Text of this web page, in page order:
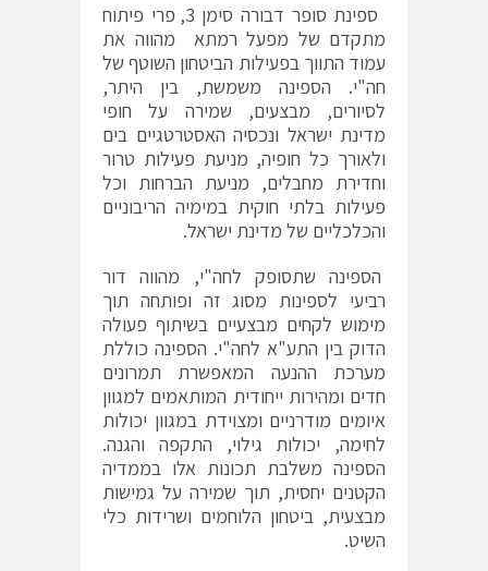
ספינת סופר דבורה סימן 3, פרי פיתוח
מתקדם של מפעל רמתא מהווה את
עמוד התווך בפעילות הביטחון השוטף של
חה"י. הספינה משמשת, בין היתר,
לסיורים, מבצעים, שמירה על חופי
מדינת ישראל ונכסיה האסטרטגיים בים
ולאורך כל חופיה, מניעת פעילות טרור
וחדירת מחבלים, מניעת הברחות וכל
פעילות בלתי חוקית במימיה הריבוניים
והכלכליים של מדינת ישראל.
הספינה שתסופק לחה"י, מהווה דור
רביעי לספינות מסוג זה ופותחה תוך
מימוש לקחים מבצעיים בשיתוף פעולה
הדוק בין התע"א לחה"י. הספינה כוללת
מערכת ההנעה המאפשרת תמרונים
חדים ומהירות ייחודית המותאמים למגוון
איומים מודרניים ומצוידת במגוון יכולות
לחימה, יכולות גילוי, התקפה והגנה.
הספינה משלבת תכונות אלו בממדיה
הקטנים יחסית, תוך שמירה על גמישות
מבצעית, ביטחון הלוחמים ושרידות כלי
השיט.